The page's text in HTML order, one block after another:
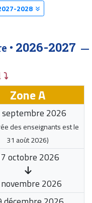
2028
• 2026-2027
⤵
Zone A
septembre 2026
des enseignants est le
31 août 2026)
octobre 2026
2026